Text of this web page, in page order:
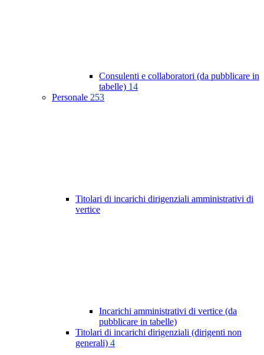
Consulenti e collaboratori (da pubblicare in
tabelle) 14
Personale 253
Titolari di incarichi dirigenziali amministrativi di
vertice
Incarichi amministrativi di vertice (da
pubblicare in tabelle)
Titolari di incarichi dirigenziali (dirigenti non
generali) 4